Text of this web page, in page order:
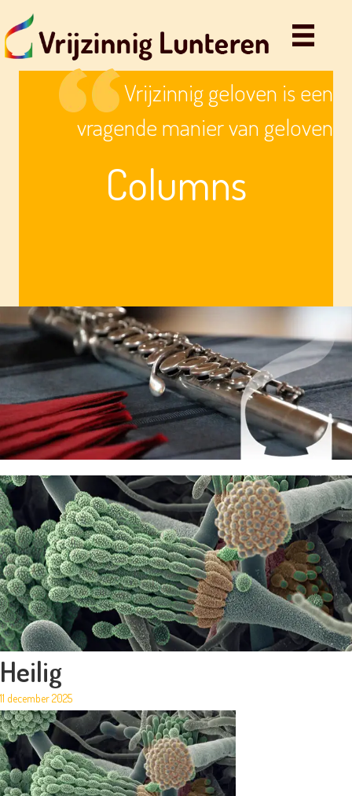
Vrijzinnig geloven is een
vragende manier van geloven
Columns
Heilig
11 december 2025